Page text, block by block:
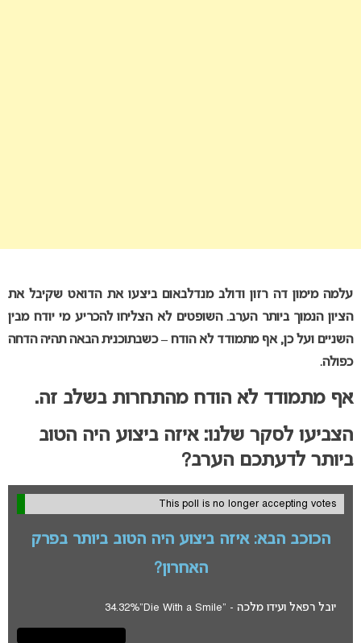
עלמה מימון דה רזון ודולב מנדלבאום ביצעו את הדואט שקיבל את
הציון הנמוך ביותר הערב. השופטים לא הצליחו להכריע מי יודח מבין
השניים ועל כן, אף מתמודד לא הודח – כשבתוכנית הבאה תהיה הדחה
כפולה.
אף מתמודד לא הודחמהתחרות בשלב זה.
הצביעו לסקר שלנו: איזה ביצוע היה הטוב
ביותר לדעתכם הערב?
This poll is no longer accepting votes
הכוכב הבא: איזה ביצוע היה הטוב ביותר בפרק
האחרון?
יובל רפאל ועידו מלכה - "Die With a Smile" 34.32%